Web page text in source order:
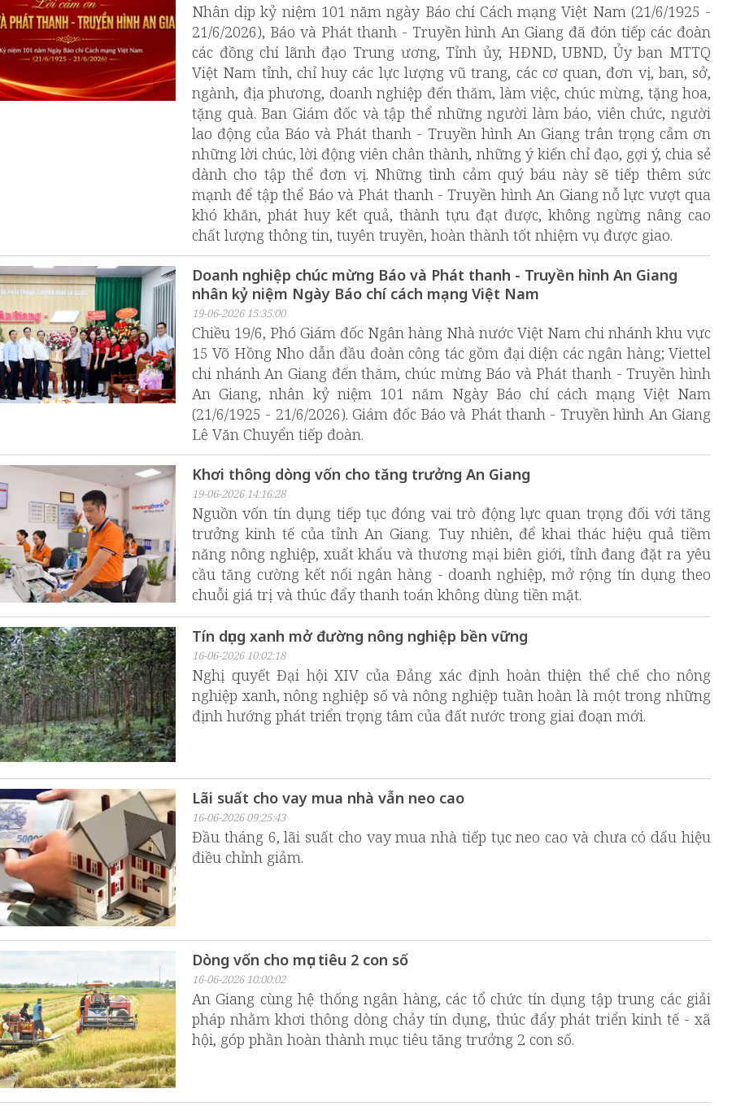
Nhân dịp kỷ niệm 101 năm ngày Báo chí Cách mạng Việt Nam (21/6/1925 -
21/6/2026), Báo và Phát thanh - Truyền hình An Giang đã đón tiếp các đoàn
các đồng chí lãnh đạo Trung ương, Tỉnh ủy, HĐND, UBND, Ủy ban MTTQ
Việt Nam tỉnh, chỉ huy các lực lượng vũ trang, các cơ quan, đơn vị, ban, sở,
ngành, địa phương, doanh nghiệp đến thăm, làm việc, chúc mừng, tặng hoa,
tặng quà. Ban Giám đốc và tập thể những người làm báo, viên chức, người
lao động của Báo và Phát thanh - Truyền hình An Giang trân trọng cảm ơn
những lời chúc, lời động viên chân thành, những ý kiến chỉ đạo, gợi ý, chia sẻ
dành cho tập thể đơn vị. Những tình cảm quý báu này sẽ tiếp thêm sức
mạnh để tập thể Báo và Phát thanh - Truyền hình An Giang nỗ lực vượt qua
khó khăn, phát huy kết quả, thành tựu đạt được, không ngừng nâng cao
chất lượng thông tin, tuyên truyền, hoàn thành tốt nhiệm vụ được giao.
Doanh nghiệp chúc mừng Báo và Phát thanh - Truyền hình An Giang
nhân kỷ niệm Ngày Báo chí cách mạng Việt Nam
19-06-2026 15:35:00
Chiều 19/6, Phó Giám đốc Ngân hàng Nhà nước Việt Nam chi nhánh khu vực
15 Võ Hồng Nho dẫn đầu đoàn công tác gồm đại diện các ngân hàng; Viettel
chi nhánh An Giang đến thăm, chúc mừng Báo và Phát thanh - Truyền hình
An Giang, nhân kỷ niệm 101 năm Ngày Báo chí cách mạng Việt Nam
(21/6/1925 - 21/6/2026). Giám đốc Báo và Phát thanh - Truyền hình An Giang
Lê Văn Chuyển tiếp đoàn.
Khơi thông dòng vốn cho tăng trưởng An Giang
19-06-2026 14:16:28
Nguồn vốn tín dụng tiếp tục đóng vai trò động lực quan trọng đối với tăng
trưởng kinh tế của tỉnh An Giang. Tuy nhiên, để khai thác hiệu quả tiềm
năng nông nghiệp, xuất khẩu và thương mại biên giới, tỉnh đang đặt ra yêu
cầu tăng cường kết nối ngân hàng - doanh nghiệp, mở rộng tín dụng theo
chuỗi giá trị và thúc đẩy thanh toán không dùng tiền mặt.
Tín dụng xanh mở đường nông nghiệp bền vững
16-06-2026 10:02:18
Nghị quyết Đại hội XIV của Đảng xác định hoàn thiện thể chế cho nông
nghiệp xanh, nông nghiệp số và nông nghiệp tuần hoàn là một trong những
định hướng phát triển trọng tâm của đất nước trong giai đoạn mới.
Lãi suất cho vay mua nhà vẫn neo cao
16-06-2026 09:25:43
Đầu tháng 6, lãi suất cho vay mua nhà tiếp tục neo cao và chưa có dấu hiệu
điều chỉnh giảm.
Dòng vốn cho mục tiêu 2 con số
16-06-2026 10:00:02
An Giang cùng hệ thống ngân hàng, các tổ chức tín dụng tập trung các giải
pháp nhằm khơi thông dòng chảy tín dụng, thúc đẩy phát triển kinh tế - xã
hội, góp phần hoàn thành mục tiêu tăng trưởng 2 con số.